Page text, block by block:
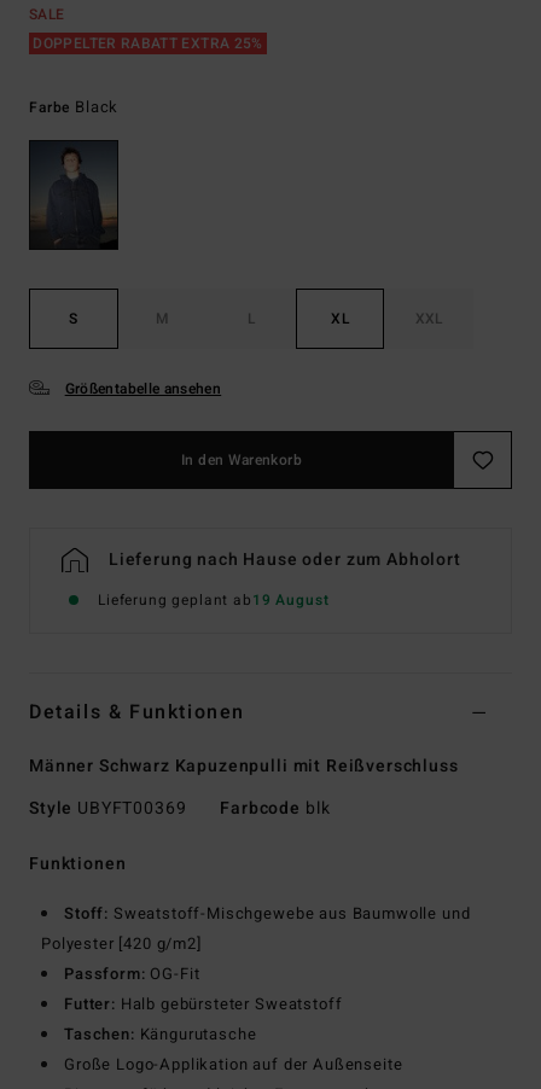
SALE
DOPPELTER RABATT EXTRA 25%
Farbe Black
S M L XL XXL
Größentabelle ansehen
In den Warenkorb
Lieferung nach Hause oder zum Abholort
Lieferung geplant ab19 August
Details & Funktionen
Männer Schwarz Kapuzenpulli mit Reißverschluss
Style UBYFT00369 Farbcode blk
Funktionen
Stoff: Sweatstoff-Mischgewebe aus Baumwolle und
Polyester [420 g/m2]
Passform: OG-Fit
Futter: Halb gebürsteter Sweatstoff
Taschen: Kängurutasche
Große Logo-Applikation auf der Außenseite